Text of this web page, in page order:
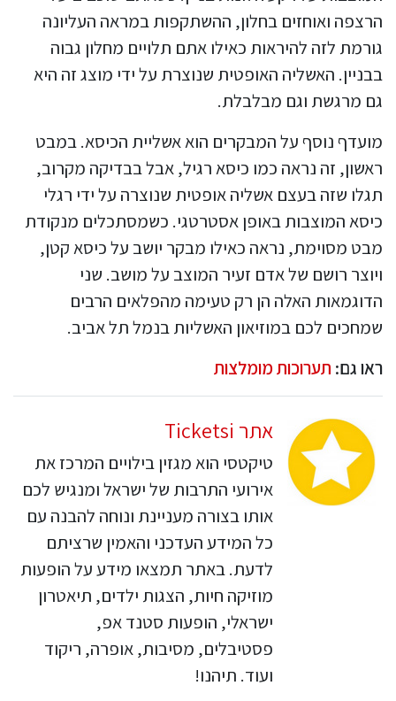
הרצפה ואוחזים בחלון, ההשתקפות במראה העליונה
גורמת לזה להיראות כאילו אתם תלויים מחלון גבוה
בבניין. האשליה האופטית שנוצרת על ידי מוצג זה היא
גם מרגשת וגם מבלבלת.
מועדף נוסף על המבקרים הוא אשליית הכיסא. במבט
ראשון, זה נראה כמו כיסא רגיל, אבל בבדיקה מקרוב,
תגלו שזה בעצם אשליה אופטית שנוצרה על ידי רגלי
כיסא המוצבות באופן אסטרטגי. כשמסתכלים מנקודת
מבט מסוימת, נראה כאילו מבקר יושב על כיסא קטן,
ויוצר רושם של אדם זעיר המוצב על מושב. שני
הדוגמאות האלה הן רק טעימה מהפלאים הרבים
שמחכים לכם במוזיאון האשליות בנמל תל אביב.
ראו גם: תערוכות מומלצות
אתר Ticketsi
טיקטסי הוא מגזין בילויים המרכז את
אירועי התרבות של ישראל ומנגיש לכם
אותו בצורה מעניינת ונוחה להבנה עם
כל המידע העדכני והאמין שרציתם
לדעת. באתר תמצאו מידע על הופעות
מוזיקה חיות, הצגות ילדים, תיאטרון
ישראלי, הופעות סטנד אפ,
פסטיבלים, מסיבות, אופרה, ריקוד
ועוד. תיהנו!